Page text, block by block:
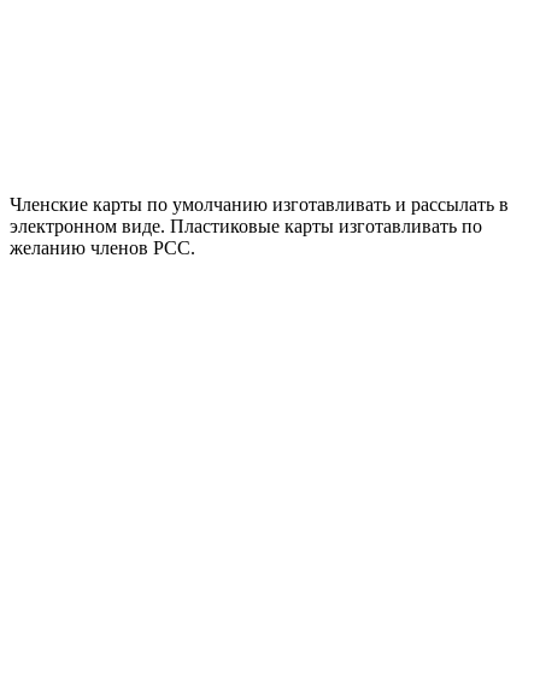
Членские карты по умолчанию изготавливать и рассылать в
электронном виде. Пластиковые карты изготавливать по
желанию членов РСС.